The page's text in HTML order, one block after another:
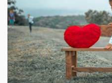
КАТЕГОРИИ
Wine&Dine
Подкасти
Мода
Dialogue
Изкуство